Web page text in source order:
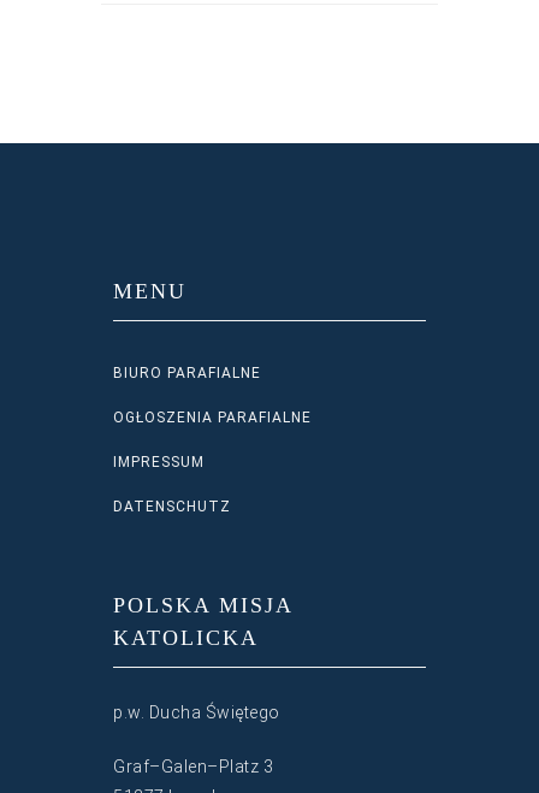
MENU
BIURO PARAFIALNE
OGŁOSZENIA PARAFIALNE
IMPRESSUM
DATENSCHUTZ
POLSKA MISJA
KATOLICKA
p.w. Ducha Świętego
Graf–Galen–Platz 3